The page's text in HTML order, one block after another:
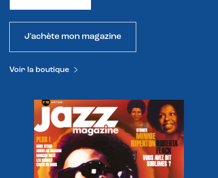
J'achète mon magazine
Voir la boutique